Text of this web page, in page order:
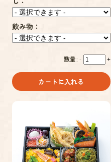
飲み物：
数量: - +
カートに入れる